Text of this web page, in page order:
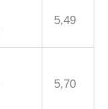
5,49
5,70